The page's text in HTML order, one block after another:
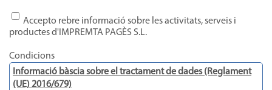
Accepto rebre informació sobre les activitats, serveis i
productes d'IMPREMTA PAGÈS S.L.
Condicions
Informació bàscia sobre el tractament de dades (Reglament
(UE) 2016/679)